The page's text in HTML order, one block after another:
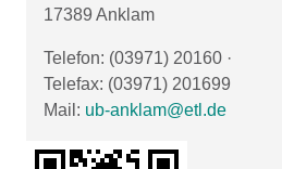
17389 Anklam
Telefon: (03971) 20160 ·
Telefax: (03971) 201699
Mail: ub-anklam@etl.de